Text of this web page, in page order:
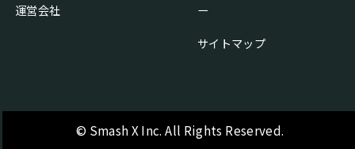
運営会社
ー
サイトマップ
© Smash X Inc. All Rights Reserved.